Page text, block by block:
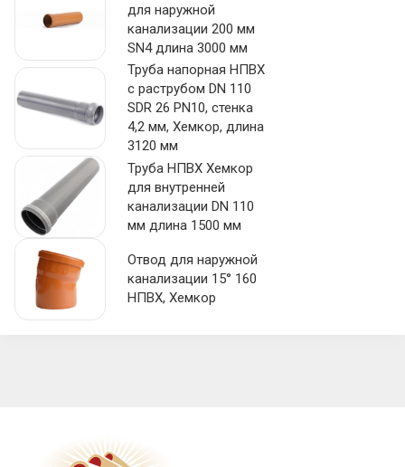
для наружной
канализации 200 мм
SN4 длина 3000 мм
Труба напорная НПВХ
с раструбом DN 110
SDR 26 PN10, стенка
4,2 мм, Хемкор, длина
3120 мм
Труба НПВХ Хемкор
для внутренней
канализации DN 110
мм длина 1500 мм
Отвод для наружной
канализации 15° 160
НПВХ, Хемкор